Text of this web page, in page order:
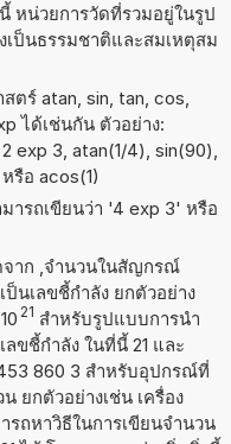
หน่วยการวัดที่รวมอยู่ในรูป
ป็นธรรมชาติและสมเหตุสม
ร์ atan, sin, tan, cos,
ได้เช่นกัน ตัวอย่าง:
exp 3, atan(1/4), sin(90),
รือ acos(1)
รถเขียนว่า '4 exp 3' หรือ
จาก ,จำนวนในสัญกรณ์
นเลขชี้กำลัง ยกตัวอย่าง
10 21 สำหรับรูปแบบการนำ
ขชี้กำลัง ในที่นี้ 21 และ
860 3 สำหรับอุปกรณ์ที่
ยกตัวอย่างเช่น เครื่อง
ถหาวิธีในการเขียนจำนวน